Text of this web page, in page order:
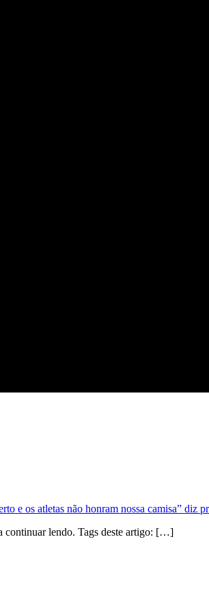
os atletas não honram nossa camisa” diz
lendo. Tags deste artigo: […]